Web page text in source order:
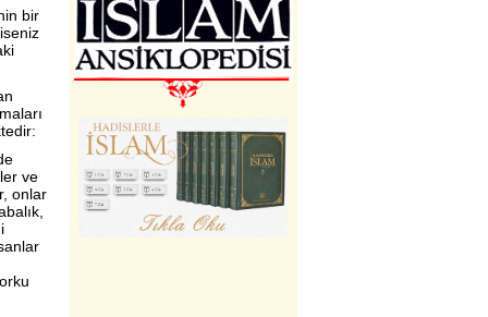
bir
ve
onlar